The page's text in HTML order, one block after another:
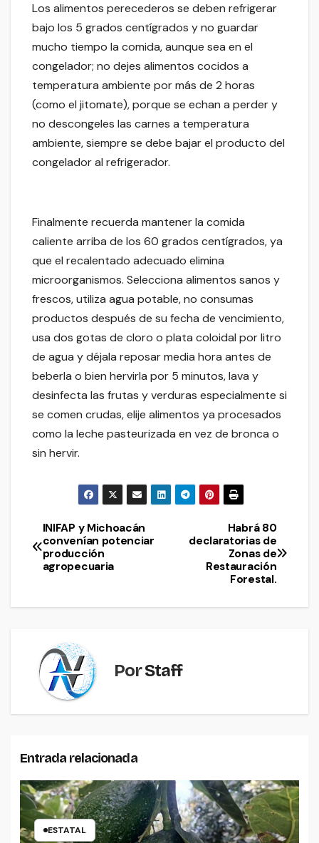
Los alimentos perecederos se deben refrigerar
bajo los 5 grados centígrados y no guardar
mucho tiempo la comida, aunque sea en el
congelador; no dejes alimentos cocidos a
temperatura ambiente por más de 2 horas
(como el jitomate), porque se echan a perder y
no descongeles las carnes a temperatura
ambiente, siempre se debe bajar el producto del
congelador al refrigerador.
Finalmente recuerda mantener la comida
caliente arriba de los 60 grados centígrados, ya
que el recalentado adecuado elimina
microorganismos. Selecciona alimentos sanos y
frescos, utiliza agua potable, no consumas
productos después de su fecha de vencimiento,
usa dos gotas de cloro o plata coloidal por litro
de agua y déjala reposar media hora antes de
beberla o bien hervirla por 5 minutos, lava y
desinfecta las frutas y verduras especialmente si
se comen crudas, elije alimentos ya procesados
como la leche pasteurizada en vez de bronca o
sin hervir.
Navegación
de
Habrá 80
declaratorias de
Zonas de
Restauración
Forestal.
INIFAP y Michoacán
convenían potenciar
producción
agropecuaria
PorStaff
Entrada relacionada
ESTATAL